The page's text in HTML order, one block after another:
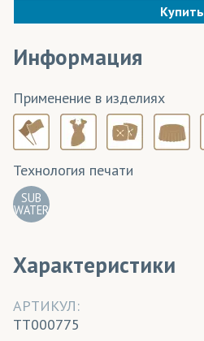
Купить
Информация
Применение в изделиях
Технология печати
SUB
WATER
Характеристики
АРТИКУЛ:
TT000775